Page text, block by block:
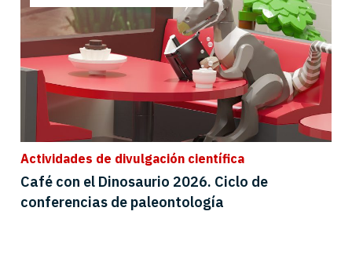
Actividades de divulgación científica
Café con el Dinosaurio 2026. Ciclo de
conferencias de paleontología